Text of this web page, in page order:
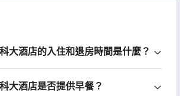
大酒店的入住和退房時間是什麼？
大酒店是否提供早餐？